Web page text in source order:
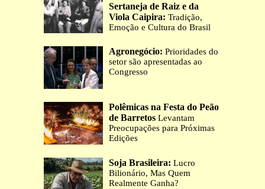
Sertaneja de Raiz e da
Viola Caipira: Tradição,
Emoção e Cultura do Brasil
Agronegócio: Prioridades do
setor são apresentadas ao
Congresso
Polêmicas na Festa do Peão
de Barretos Levantam
Preocupações para Próximas
Edições
Soja Brasileira: Lucro
Bilionário, Mas Quem
Realmente Ganha?